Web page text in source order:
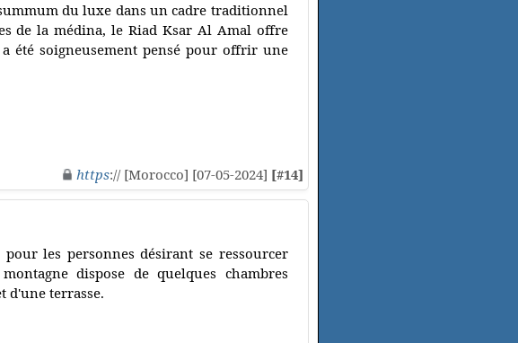
du luxe dans un cadre traditionnel
de la médina, le Riad Ksar Al Amal offre
été soigneusement pensé pour offrir une
https:// [Morocco] [07-05-2024] [#14]
les personnes désirant se ressourcer
dispose de quelques chambres
d'une terrasse.